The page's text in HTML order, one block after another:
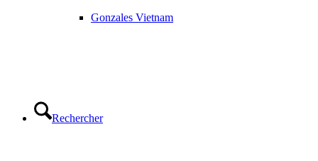
Gonzales Vietnam
Rechercher